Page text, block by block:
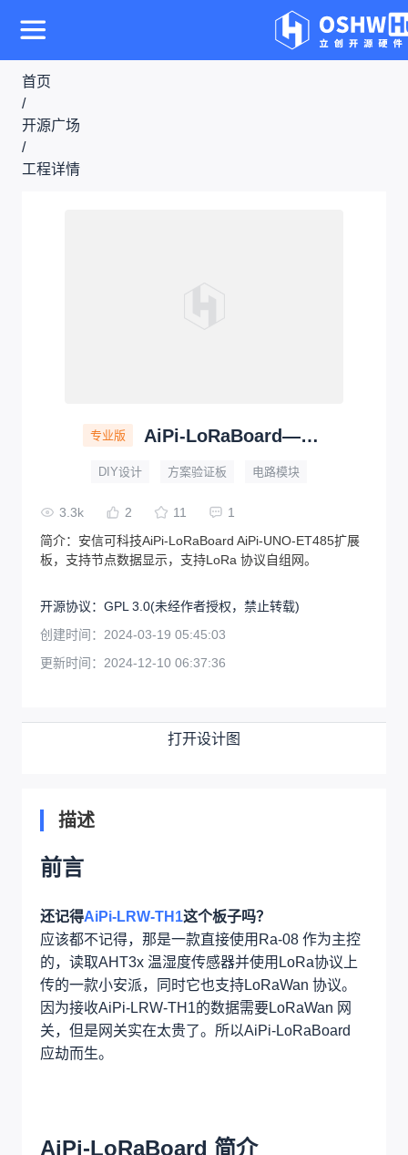
首页
/
开源广场
/
工程详情
专业版 AiPi-LoRaBoard—LoRa扩展板
DIY设计 方案验证板 电路模块
3.3k 2 11
1
简介： 安信可科技AiPi-LoRaBoard AiPi-UNO-ET485扩展
板，支持节点数据显示，支持LoRa 协议自组网。
开源协议： GPL 3.0(未经作者授权，禁止转载)
创建时间： 2024-03-19 05:45:03
更新时间： 2024-12-10 06:37:36
打开设计图
描述
前言
还记得AiPi-LRW-TH1这个板子吗？
应该都不记得，那是一款直接使用Ra-08 作为主控
的，读取AHT3x 温湿度传感器并使用LoRa协议上
传的一款小安派，同时它也支持LoRaWan 协议。
因为接收AiPi-LRW-TH1的数据需要LoRaWan 网
关，但是网关实在太贵了。所以AiPi-LoRaBoard
应劫而生。
AiPi-LoRaBoard 简介